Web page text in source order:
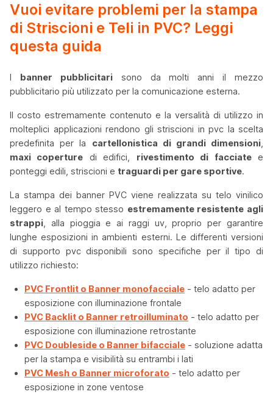
Vuoi evitare problemi per la stampa
di Striscioni e Teli in PVC? Leggi
questa guida
I banner pubblicitarisono da molti anni il mezzo
pubblicitario più utilizzato per la comunicazione esterna.
Il costo estremamente contenuto e la versalità di utilizzo in
molteplici applicazioni rendono gli striscioni in pvc la scelta
predefinita per la cartellonistica di grandi dimensioni
maxi coperture di edifici, rivestimento di facciatee
ponteggi edili, striscioni e traguardi per gare sportive.
La stampa dei banner PVC viene realizzata su telo vinilico
leggero e al tempo stesso estremamente resistente agli
strappi , alla pioggia e ai raggi uv, proprio per garantire
lunghe esposizioni in ambienti esterni. Le differenti versioni
di supporto pvc disponibili sono specifiche per il tipo di
utilizzo richiesto:
PVC Frontlit o Banner monofacciale - telo adatto per
esposizione con illuminazione frontale
PVC Backlit o Banner retroilluminato - telo adatto per
esposizione con illuminazione retrostante
PVC Doubleside o Banner bifacciale - soluzione adatta
per la stampa e visibilità su entrambi i lati
PVC Mesh o Banner microforato - telo adatto per
esposizione in zone ventose